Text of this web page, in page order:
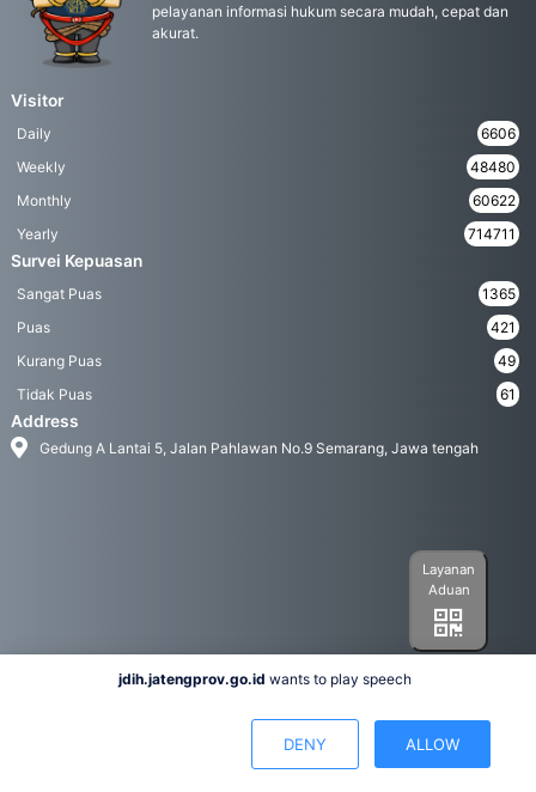
pelayanan informasi hukum secara mudah, cepat dan
akurat.
Visitor
Daily
6606
Weekly
48480
Monthly
60622
Yearly
714711
Survei Kepuasan
Sangat Puas
1365
Puas
421
Kurang Puas
49
Tidak Puas
61
Address
Gedung A Lantai 5, Jalan Pahlawan No.9 Semarang, Jawa tengah
Layanan
Aduan
Hak Cipta 2022© Biro Hukum Pemerintah Provinsi Jawa Tengah
jdih.jatengprov.go.id wants to play speech
DENY ALLOW